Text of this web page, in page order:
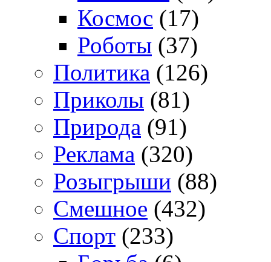
Космос (17)
Роботы (37)
Политика (126)
Приколы (81)
Природа (91)
Реклама (320)
Розыгрыши (88)
Смешное (432)
Спорт (233)